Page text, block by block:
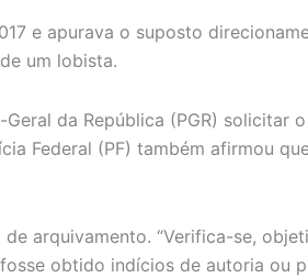
e apurava o suposto
um lobista.
da República (PGR) solicitar
Federal (PF) também afirmou
arquivamento. “Verifica-se,
obtido indícios de autoria ou